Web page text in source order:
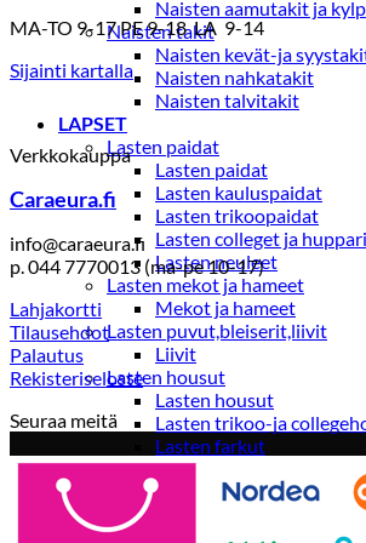
Naisten aamutakit ja
Naisten takit
Naisten kevät-ja
Naisten nahkatakit
Naisten talvitakit
LAPSET
Lasten paidat
Lasten paidat
Lasten kauluspaidat
Lasten trikoopaidat
Lasten colleget ja
Lasten neuleet
Lasten mekot ja hameet
Mekot ja hameet
Lasten puvut,bleiserit,liivit
Liivit
Lasten housut
Lasten housut
Lasten trikoo-ja
Lasten farkut
Lasten shortsit
Lasten juhlahousut
Yöasut ja kylpytakit
Lasten yöpaidat
MA-TO 9-17 PE 9-18 LA 9-14
Sijainti kartalla
Verkkokauppa
Caraeura.fi
info@caraeura.fi
p. 044 7770013 (ma-pe 10-17)
Lahjakortti
Tilausehdot
Palautus
Rekisteriseloste
Seuraa meitä